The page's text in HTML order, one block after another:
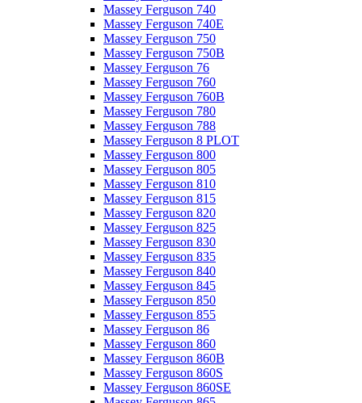
Massey Ferguson 740
Massey Ferguson 740E
Massey Ferguson 750
Massey Ferguson 750B
Massey Ferguson 76
Massey Ferguson 760
Massey Ferguson 760B
Massey Ferguson 780
Massey Ferguson 788
Massey Ferguson 8 PLOT
Massey Ferguson 800
Massey Ferguson 805
Massey Ferguson 810
Massey Ferguson 815
Massey Ferguson 820
Massey Ferguson 825
Massey Ferguson 830
Massey Ferguson 835
Massey Ferguson 840
Massey Ferguson 845
Massey Ferguson 850
Massey Ferguson 855
Massey Ferguson 86
Massey Ferguson 860
Massey Ferguson 860B
Massey Ferguson 860S
Massey Ferguson 860SE